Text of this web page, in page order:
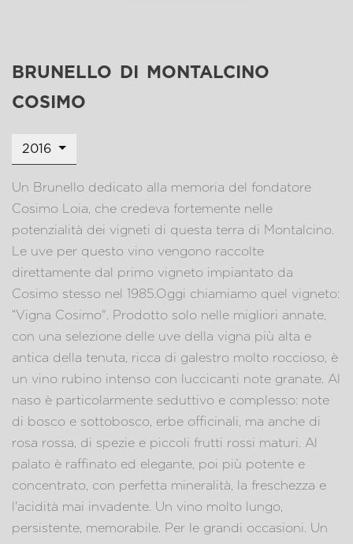
brunello di montalcino
cosimo
2016
Un Brunello dedicato alla memoria del fondatore
Cosimo Loia, che credeva fortemente nelle
potenzialità dei vigneti di questa terra di Montalcino.
Le uve per questo vino vengono raccolte
direttamente dal primo vigneto impiantato da
Cosimo stesso nel 1985.Oggi chiamiamo quel vigneto:
“Vigna Cosimo". Prodotto solo nelle migliori annate,
con una selezione delle uve della vigna più alta e
antica della tenuta, ricca di galestro molto roccioso, è
un vino rubino intenso con luccicanti note granate. Al
naso è particolarmente seduttivo e complesso: note
di bosco e sottobosco, erbe officinali, ma anche di
rosa rossa, di spezie e piccoli frutti rossi maturi. Al
palato è raffinato ed elegante, poi più potente e
concentrato, con perfetta mineralità, la freschezza e
l'acidità mai invadente. Un vino molto lungo,
persistente, memorabile. Per le grandi occasioni. Un